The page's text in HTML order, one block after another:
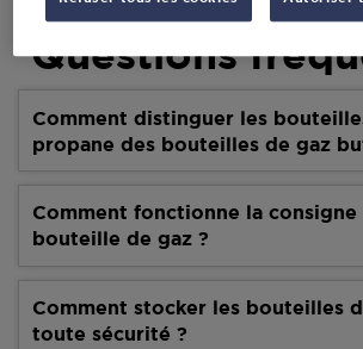
Questions
Comment distinguer les
propane des bouteilles de gaz
Comment fonctionne la consigne
bouteille de gaz ?
Comment stocker les bouteilles
toute sécurité ?